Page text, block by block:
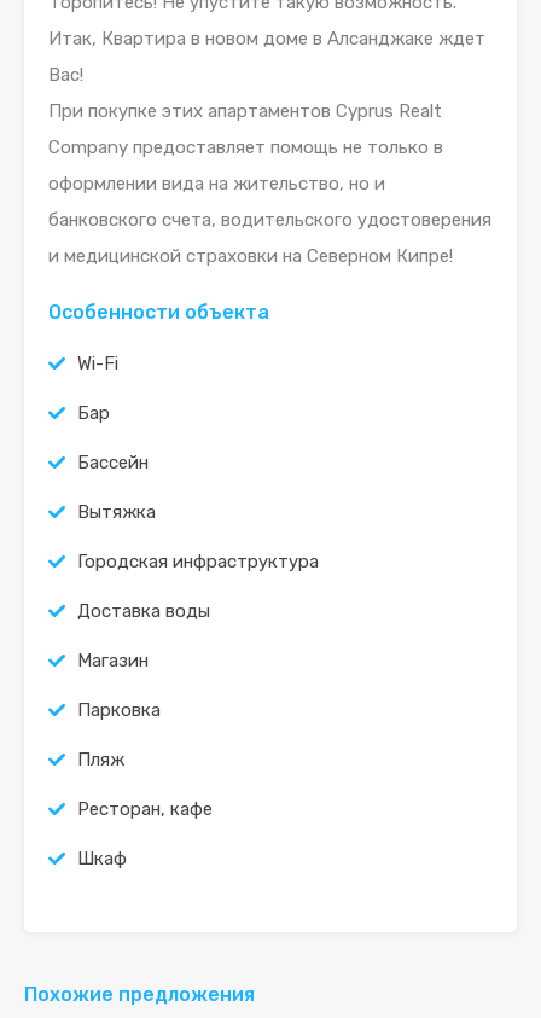
Итак, Квартира в новом доме в Алсанджаке ждет
Вас!
При покупке этих апартаментов Cyprus Realt
Company предоставляет помощь не только в
оформлении вида на жительство, но и
банковского счета, водительского удостоверения
и медицинской страховки на Северном Кипре!
Особенности объекта
Wi-Fi
Бар
Бассейн
Вытяжка
Городская инфраструктура
Доставка воды
Магазин
Парковка
Пляж
Ресторан, кафе
Шкаф
Похожие предложения